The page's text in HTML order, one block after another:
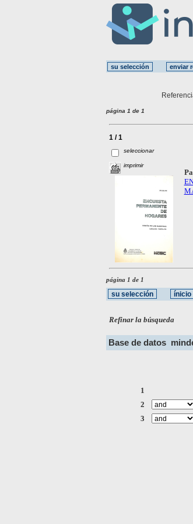
página 1 de 1
1 / 1
seleccionar
imprimir
página 1 de 1
Refinar la búsqueda
Base de datos
1
2
3